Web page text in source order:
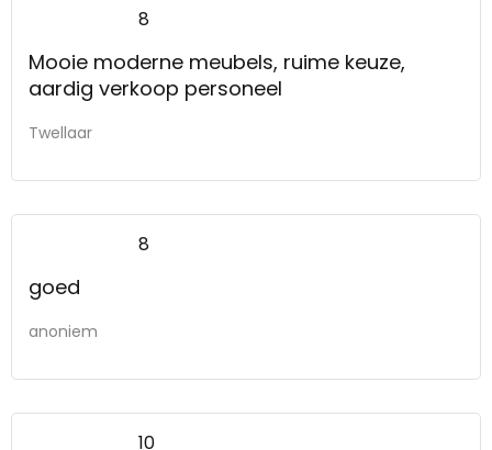
8
Mooie moderne meubels, ruime keuze,
aardig verkoop personeel
Twellaar
8
goed
anoniem
10